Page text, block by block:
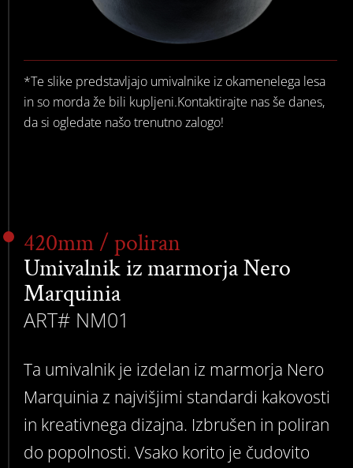
*Te slike predstavljajo umivalnike iz okamenelega lesa
in so morda že bili kupljeni.Kontaktirajte nas še danes,
da si ogledate našo trenutno zalogo!
420mm / poliran
Umivalnik iz marmorja Nero
Marquinia
ART# NM01
Ta umivalnik je izdelan iz marmorja Nero
Marquinia z najvišjimi standardi kakovosti
in kreativnega dizajna. Izbrušen in poliran
do popolnosti. Vsako korito je čudovito